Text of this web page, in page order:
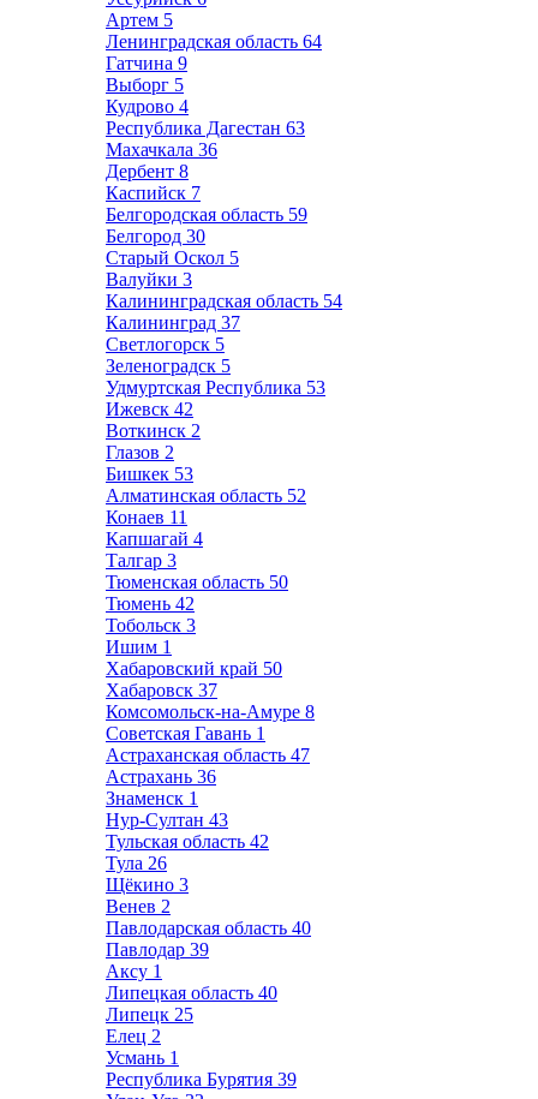
Артем 5
Ленинградская область 64
Гатчина 9
Выборг 5
Кудрово 4
Республика Дагестан 63
Махачкала 36
Дербент 8
Каспийск 7
Белгородская область 59
Белгород 30
Старый Оскол 5
Валуйки 3
Калининградская область 54
Калининград 37
Светлогорск 5
Зеленоградск 5
Удмуртская Республика 53
Ижевск 42
Воткинск 2
Глазов 2
Бишкек 53
Алматинская область 52
Конаев 11
Капшагай 4
Талгар 3
Тюменская область 50
Тюмень 42
Тобольск 3
Ишим 1
Хабаровский край 50
Хабаровск 37
Комсомольск-на-Амуре 8
Советская Гавань 1
Астраханская область 47
Астрахань 36
Знаменск 1
Нур-Султан 43
Тульская область 42
Тула 26
Щёкино 3
Венев 2
Павлодарская область 40
Павлодар 39
Аксу 1
Липецкая область 40
Липецк 25
Елец 2
Усмань 1
Республика Бурятия 39